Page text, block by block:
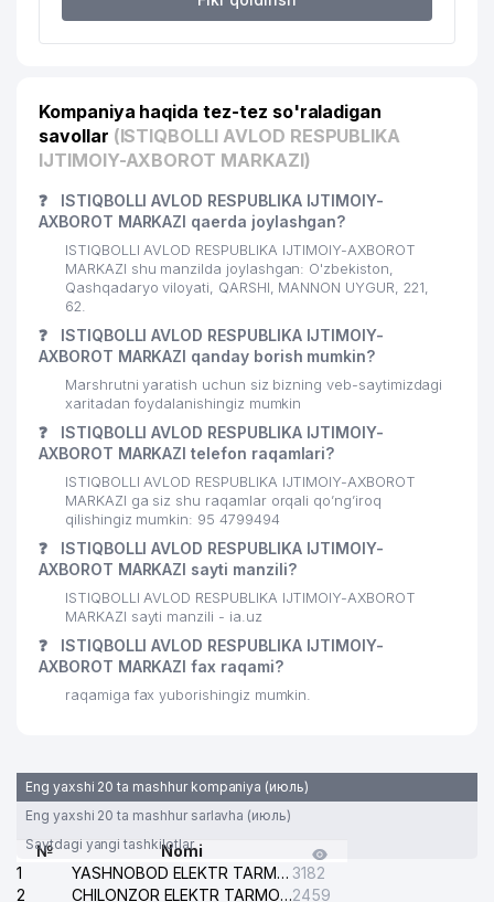
Kompaniya haqida tez-tez so'raladigan
savollar (ISTIQBOLLI AVLOD RESPUBLIKA
IJTIMOIY-AXBOROT MARKAZI)
❓
ISTIQBOLLI AVLOD RESPUBLIKA IJTIMOIY-
AXBOROT MARKAZI qaerda joylashgan?
ISTIQBOLLI AVLOD RESPUBLIKA IJTIMOIY-AXBOROT
MARKAZI shu manzilda joylashgan: O'zbekiston,
Qashqadaryo viloyati, QARSHI, MANNON UYGUR, 221,
62.
❓
ISTIQBOLLI AVLOD RESPUBLIKA IJTIMOIY-
AXBOROT MARKAZI qanday borish mumkin?
Marshrutni yaratish uchun siz bizning veb-saytimizdagi
xaritadan foydalanishingiz mumkin
❓
ISTIQBOLLI AVLOD RESPUBLIKA IJTIMOIY-
AXBOROT MARKAZI telefon raqamlari?
ISTIQBOLLI AVLOD RESPUBLIKA IJTIMOIY-AXBOROT
MARKAZI ga siz shu raqamlar orqali qo’ng’iroq
qilishingiz mumkin: 95 4799494
❓
ISTIQBOLLI AVLOD RESPUBLIKA IJTIMOIY-
AXBOROT MARKAZI sayti manzili?
ISTIQBOLLI AVLOD RESPUBLIKA IJTIMOIY-AXBOROT
MARKAZI sayti manzili - ia.uz
❓
ISTIQBOLLI AVLOD RESPUBLIKA IJTIMOIY-
AXBOROT MARKAZI fax raqami?
raqamiga fax yuborishingiz mumkin.
Eng yaxshi 20 ta mashhur kompaniya (июль)
Eng yaxshi 20 ta mashhur sarlavha (июль)
Saytdagi yangi tashkilotlar
№
Nomi
1
YASHNOBOD ELEKTR TARMOG'I NOSOZLIKLARI XIZMATI 3182
2
CHILONZOR ELEKTR TARMOG'I NOSOZLIK XIZMATI2459